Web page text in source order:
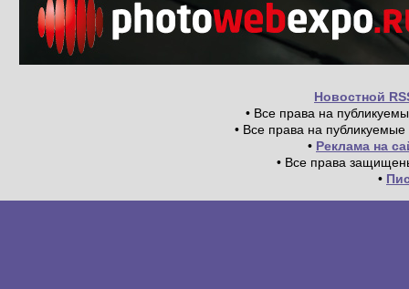
Новостной
• Все права на
• Все права на
• Реклама на
• Все права
•